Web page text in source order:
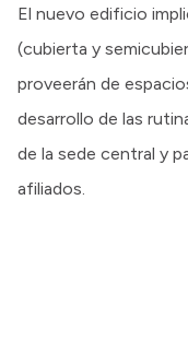
El nuevo edificio
(cubierta y
proveerán de
desarrollo de las
de la sede central y
afiliados.